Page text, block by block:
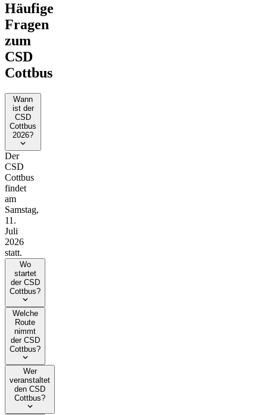
Häufige
Fragen
zum
CSD
Cottbus
Wann
ist der
CSD
Cottbus
2026?
Der
CSD
Cottbus
findet
am
Samstag,
11.
Juli
2026
statt.
Wo
startet
der CSD
Cottbus?
Welche
Route
nimmt
der CSD
Cottbus?
Wer
veranstaltet
den CSD
Cottbus?